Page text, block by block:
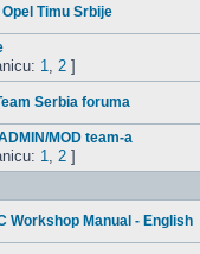
Timu Srbije
1, 2 ]
Serbia foruma
MOD team-a
1, 2 ]
Workshop Manual - English